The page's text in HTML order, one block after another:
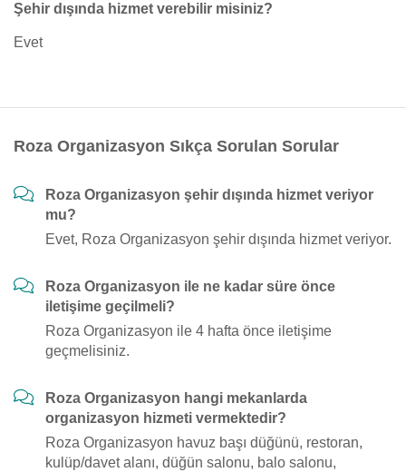
Şehir dışında hizmet verebilir misiniz?
Evet
Roza Organizasyon Sıkça Sorulan Sorular
Roza Organizasyon şehir dışında hizmet veriyor
mu?
Evet, Roza Organizasyon şehir dışında hizmet veriyor.
Roza Organizasyon ile ne kadar süre önce
iletişime geçilmeli?
Roza Organizasyon ile 4 hafta önce iletişime
geçmelisiniz.
Roza Organizasyon hangi mekanlarda
organizasyon hizmeti vermektedir?
Roza Organizasyon havuz başı düğünü, restoran,
kulüp/davet alanı, düğün salonu, balo salonu,